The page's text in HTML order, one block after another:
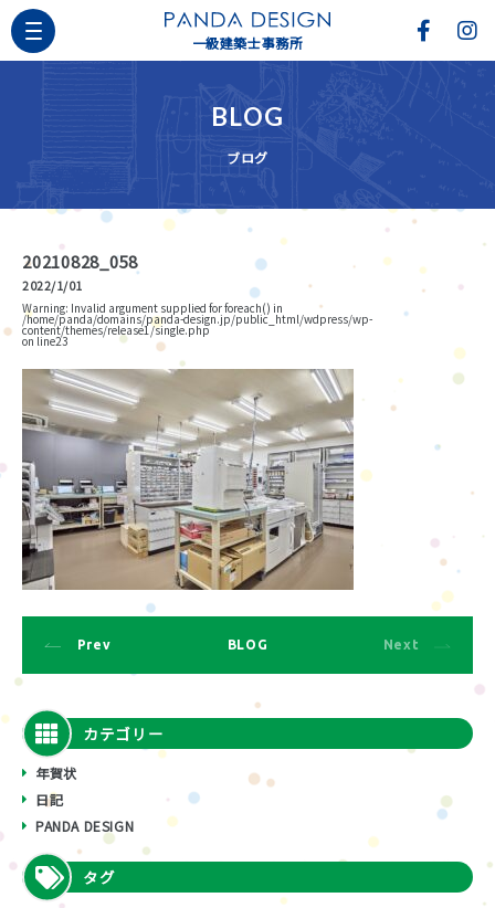
一級建築士事務所
BLOG
ブログ
20210828_058
2022/1/01
Warning: Invalid argument supplied for foreach() in
/home/panda/domains/panda-design.jp/public_html/wdpress/wp-
content/themes/release1/single.php
on line23
Prev BLOG Next
カテゴリー
年賀状
日記
PANDA DESIGN
タグ